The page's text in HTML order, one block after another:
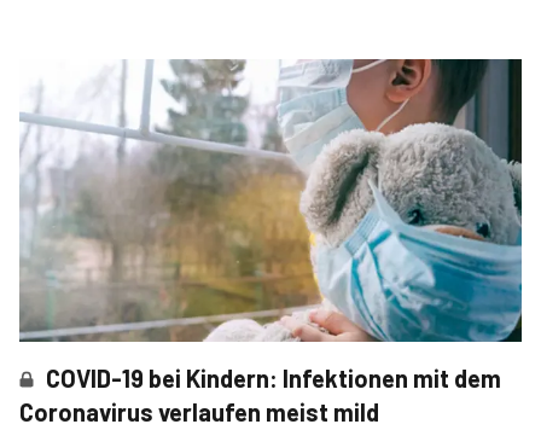
COVID-19 bei Kindern: Infektionen mit dem
Coronavirus verlaufen meist mild